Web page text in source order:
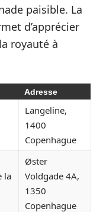
paisible. La
d’apprécier
royauté à
Adresse
Langeline,
1400
Copenhague
la
Øster
Voldgade 4A,
1350
Copenhague